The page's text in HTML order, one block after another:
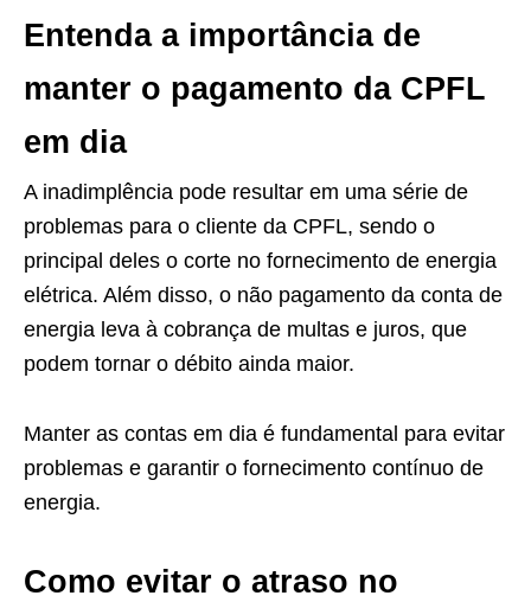
Entenda a importância de
manter o pagamento da CPFL
em dia
A inadimplência pode resultar em uma série de
problemas para o cliente da CPFL, sendo o
principal deles o corte no fornecimento de energia
elétrica. Além disso, o não pagamento da conta de
energia leva à cobrança de multas e juros, que
podem tornar o débito ainda maior.
Manter as contas em dia é fundamental para evitar
problemas e garantir o fornecimento contínuo de
energia.
Como evitar o atraso no